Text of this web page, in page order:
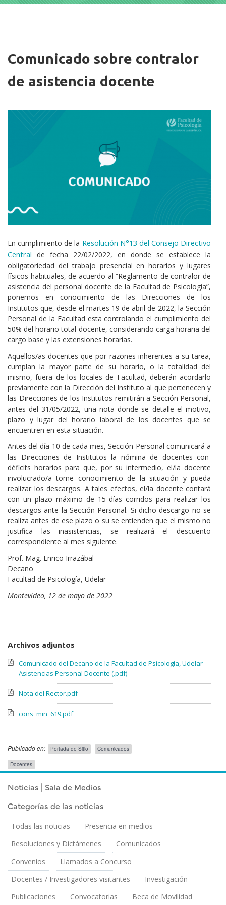
Noticias | Sala de Medios
Categorías de las noticias
Todas las noticias
Presencia en medios
Resoluciones y Dictámenes
Comunicados
Convenios
Llamados a Concurso
Docentes / Investigadores visitantes
Investigación
Publicaciones
Convocatorias Beca de Movilidad
Comunicado sobre contralor
de asistencia docente
Cuerpo
En cumplimiento de la Resolución N°13 del Consejo Directivo
Central de fecha 22/02/2022, en donde se establece la
obligatoriedad del trabajo presencial en horarios y lugares
físicos habituales, de acuerdo al “Reglamento de contralor de
asistencia del personal docente de la Facultad de Psicología”,
ponemos en conocimiento de las Direcciones de los
Institutos que, desde el martes 19 de abril de 2022, la Sección
Personal de la Facultad esta controlando el cumplimiento del
50% del horario total docente, considerando carga horaria del
cargo base y las extensiones horarias.
Aquellos/as docentes que por razones inherentes a su tarea,
cumplan la mayor parte de su horario, o la totalidad del
mismo, fuera de los locales de Facultad, deberán acordarlo
previamente con la Dirección del Instituto al que pertenecen y
las Direcciones de los Institutos remitirán a Sección Personal,
antes del 31/05/2022, una nota donde se detalle el motivo,
plazo y lugar del horario laboral de los docentes que se
encuentren en esta situación.
Antes del día 10 de cada mes, Sección Personal comunicará a
las Direcciones de Institutos la nómina de docentes con
déficits horarios para que, por su intermedio, el/la docente
involucrado/a tome conocimiento de la situación y pueda
realizar los descargos. A tales efectos, el/la docente contará
con un plazo máximo de 15 días corridos para realizar los
descargos ante la Sección Personal. Si dicho descargo no se
realiza antes de ese plazo o su se entienden que el mismo no
justifica las inasistencias, se realizará el descuento
correspondiente al mes siguiente.
Prof. Mag. Enrico Irrazábal
Decano
Facultad de Psicología, Udelar
Montevideo, 12 de mayo de 2022
Archivos adjuntos
Comunicado del Decano de la Facultad de Psicología, Udelar -
Asistencias Personal Docente (.pdf)
Nota del Rector.pdf
cons_min_619.pdf
Publicado en: Portada de Sitio Comunicados
Público
Objetivo
Docentes
Publicado el Jueves 12 Mayo, 2022